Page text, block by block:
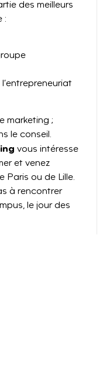
des meilleurs
:
marketing ;
le conseil.
vous intéresse
et venez
Paris ou de Lille.
à rencontrer
le jour des